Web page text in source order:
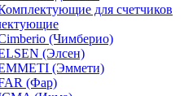
для счетчиков
(Чимберио)
(Элсен)
(Эммети)
(Фар)